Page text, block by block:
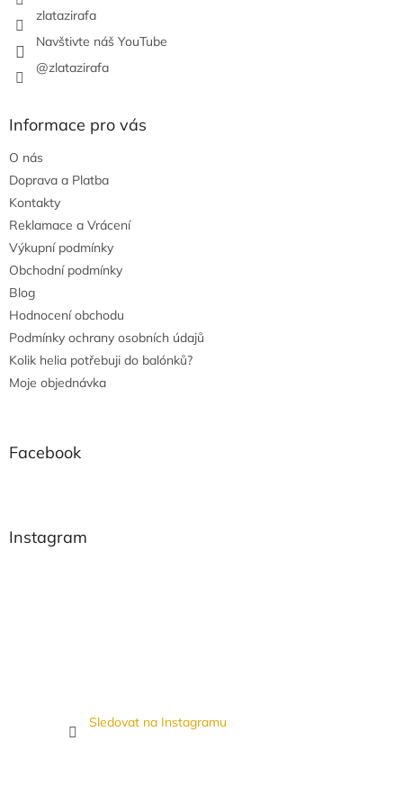
zlatazirafa
Navštivte náš YouTube
@zlatazirafa
Informace pro vás
O nás
Doprava a Platba
Kontakty
Reklamace a Vrácení
Výkupní podmínky
Obchodní podmínky
Blog
Hodnocení obchodu
Podmínky ochrany osobních údajů
Kolik helia potřebuji do balónků?
Moje objednávka
Facebook
Instagram
Sledovat na Instagramu